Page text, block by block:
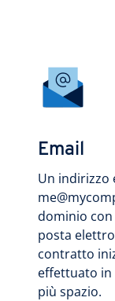
Email
Un indirizzo
dominio con
posta
contratto
effettuato
più spazio.